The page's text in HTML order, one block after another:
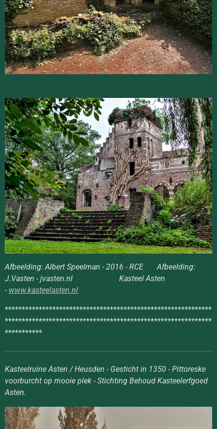
Afbeelding: Albert Speelman - 2016 - RCE
Afbeelding:
J.Vasten - jvasten.nl Kasteel Asten
- www.kasteelasten.nl
*************************************************************
*************************************************************
***********
Kasteelruine Asten / Heusden - Gesticht in 1350 - Pittoreske
voorburcht op mooie plek - Stichting Behoud Kasteelerfgoed
Asten.